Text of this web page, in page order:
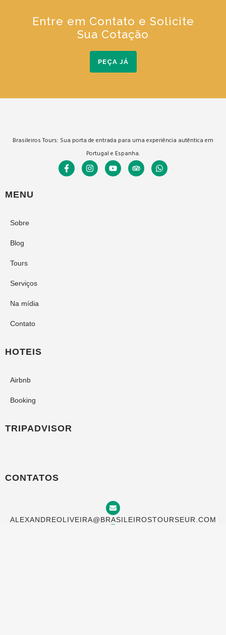
Entre em Contato e Solicite
Sua Cotação
PEÇA JÁ
Brasileiros Tours: Sua porta de entrada para uma experiência autêntica em
Portugal e Espanha.
MENU
Sobre
Blog
Tours
Serviços
Na mídia
Contato
HOTEIS
Airbnb
Booking
TRIPADVISOR
CONTATOS
ALEXANDREOLIVEIRA@BRASILEIROSTOURSEUR.COM